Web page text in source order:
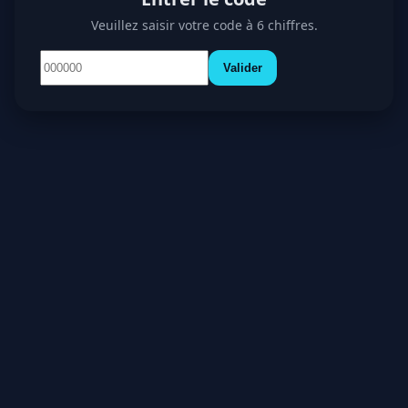
Veuillez saisir votre code à 6 chiffres.
Valider